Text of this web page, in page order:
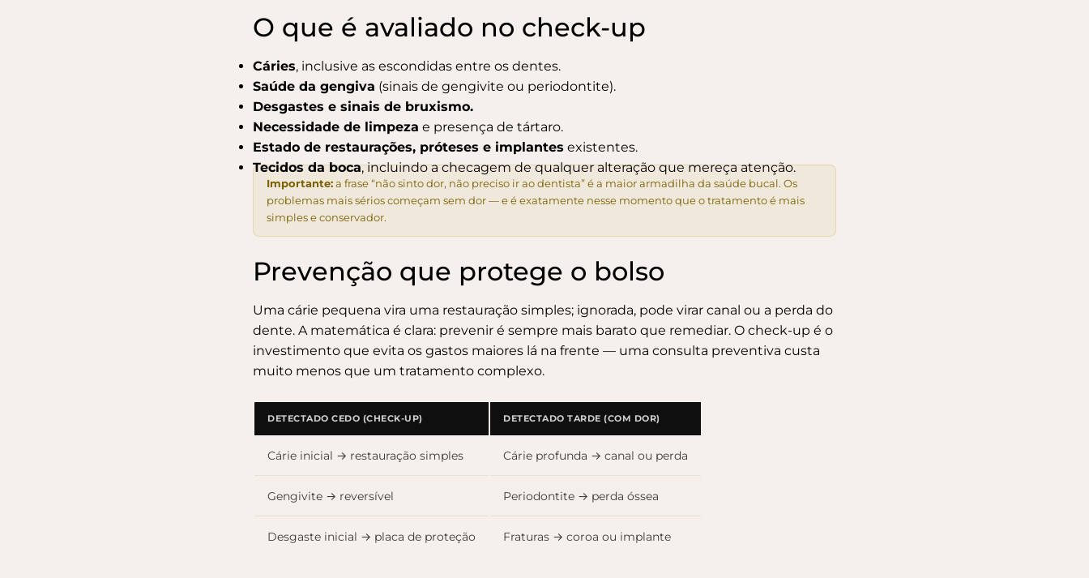
O que é avaliado no check-up
Cáries, inclusive as escondidas entre os dentes.
Saúde da gengiva (sinais de gengivite ou periodontite).
Desgastes e sinais de bruxismo.
Necessidade de limpeza e presença de tártaro.
Estado de restaurações, próteses e implantes existentes.
Tecidos da boca, incluindo a checagem de qualquer alteração que mereça atenção.
Importante:a frase “não sinto dor, não preciso ir ao dentista” é a maior armadilha da saúde bucal. Os
problemas mais sérios começam sem dor — e é exatamente nesse momento que o tratamento é mais
simples e conservador.
Prevenção que protege o bolso
Uma cárie pequena vira uma restauração simples; ignorada, pode virar canal ou a perda do
dente. A matemática é clara: prevenir é sempre mais barato que remediar. O check-up é o
investimento que evita os gastos maiores lá na frente — uma consulta preventiva custa
muito menos que um tratamento complexo.
DETECTADO CEDO (CHECK-UP) DETECTADO TARDE (COM DOR)
Cárie inicial → restauração simples Cárie profunda → canal ou perda
Gengivite → reversível Periodontite → perda óssea
Desgaste inicial → placa de proteção Fraturas → coroa ou implante